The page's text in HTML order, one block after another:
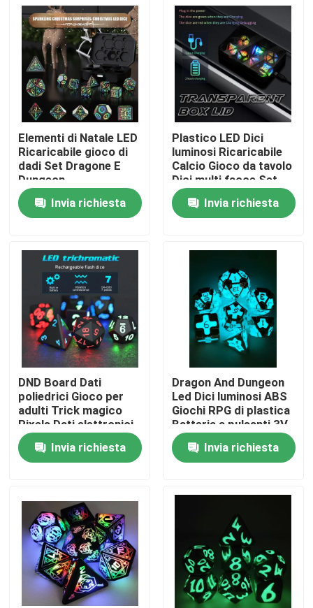
Casa
Contatti
Prodotti
Video
Insieme dei dadi di RPG
Dadi di RPG del metallo
Mini dadi di RPG
Dadi Polyhedral della resina
Elementi di Natale LED
Ricaricabile gioco di
dadi Set Dragone E
Dungeon
Invia richiesta
Plastico LED Dici
luminosi Ricaricabile
Calcio Gioco da tavolo
Dici multi facce Set
Invia richiesta
DND Board Dati
poliedrici Gioco per
adulti Trick magico
Pixels Dati elettronici
Glow LED
Invia richiesta
Dragon And Dungeon
Led Dici luminosi ABS
Giochi RPG di plastica
Batteria a pulsanti 3V
Invia richiesta